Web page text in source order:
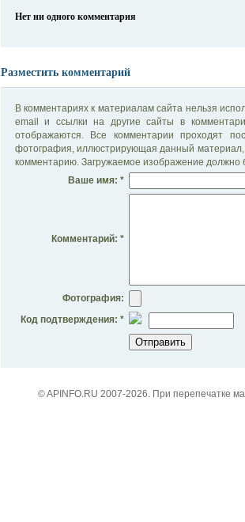
Нет ни одного комментария
Разместить комментарий
В комментариях к материалам сайта нельзя
email и ссылки на другие сайты в
отображаются. Все комментарии проходят
фотография, иллюстрирующая данный материал,
комментарию. Загружаемое изображение должно
Ваше имя: *
Комментарий: *
Фотография:
Код подтверждения: *
© APINFO.RU 2007-2026. При перепечатке